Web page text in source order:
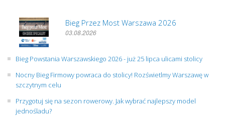
Bieg Przez Most Warszawa 2026
03.08.2026
Bieg Powstania Warszawskiego 2026 - już 25 lipca ulicami stolicy
Nocny Bieg Firmowy powraca do stolicy! Rozświetlmy Warszawę w
szczytnym celu
Przygotuj się na sezon rowerowy. Jak wybrać najlepszy model
jednośladu?